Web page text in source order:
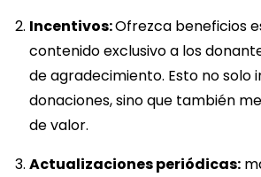
Incentivos:Ofrezca beneficios
contenido exclusivo a los
de agradecimiento. Esto no solo
donaciones, sino que también
de valor.
Actualizaciones periódicas: